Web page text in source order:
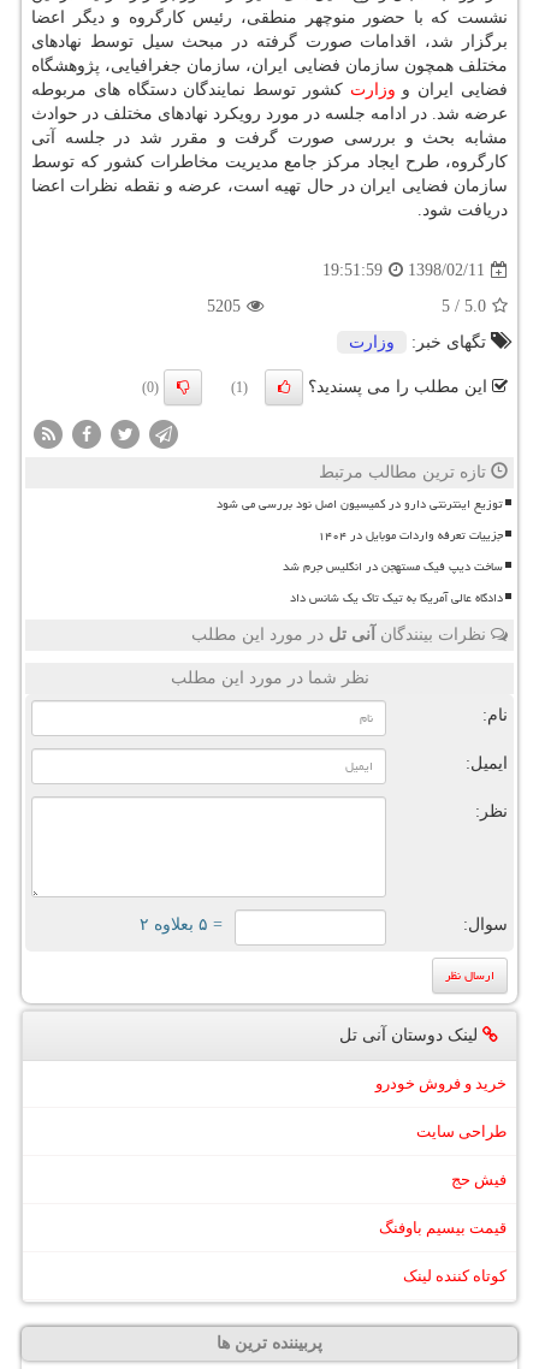
نشست كه با حضور منوچهر منطقی، رئیس كارگروه و دیگر اعضا
برگزار شد، اقدامات صورت گرفته در مبحث سیل توسط نهادهای
مختلف همچون سازمان فضایی ایران، سازمان جغرافیایی، پژوهشگاه
فضایی ایران و وزارت كشور توسط نمایندگان دستگاه های مربوطه
عرضه شد. در ادامه جلسه در مورد رویكرد نهادهای مختلف در حوادث
مشابه بحث و بررسی صورت گرفت و مقرر شد در جلسه آتی
كارگروه، طرح ایجاد مركز جامع مدیریت مخاطرات كشور كه توسط
سازمان فضایی ایران در حال تهیه است، عرضه و نقطه نظرات اعضا
دریافت شود.
1398/02/11
19:51:59
5.0
/
5
5205
تگهای خبر:
وزارت
این مطلب را می پسندید؟ (1)
(0)
تازه ترین مطالب مرتبط
توزیع اینترنتی دارو در کمیسیون اصل نود بررسی می شود
جزییات تعرفه واردات موبایل در ۱۴۰۴
ساخت دیپ فیک مستهجن در انگلیس جرم شد
دادگاه عالی آمریکا به تیک تاک یک شانس داد
نظرات بینندگان آنی تل در مورد این مطلب
نظر شما در مورد این مطلب
نام:
ایمیل:
نظر:
سوال: = ۵ بعلاوه ۲
لینک دوستان آنی تل
خرید و فروش خودرو
طراحی سایت
فیش حج
قیمت بیسیم باوفنگ
کوتاه کننده لینک
پربیننده ترین ها